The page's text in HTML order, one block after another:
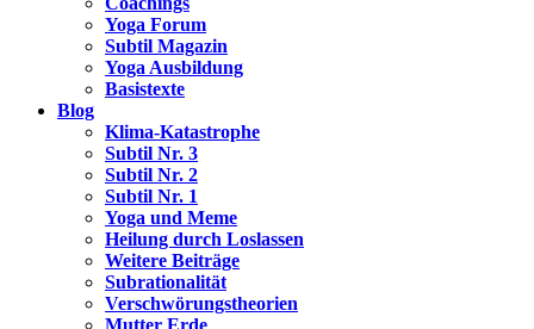
Yoga Forum
Subtil Magazin
Yoga Ausbildung
Basistexte
Blog
Klima-Katastrophe
Subtil Nr. 3
Subtil Nr. 2
Subtil Nr. 1
Yoga und Meme
Heilung durch Loslassen
Weitere Beiträge
Subrationalität
Verschwörungstheorien
Mutter Erde